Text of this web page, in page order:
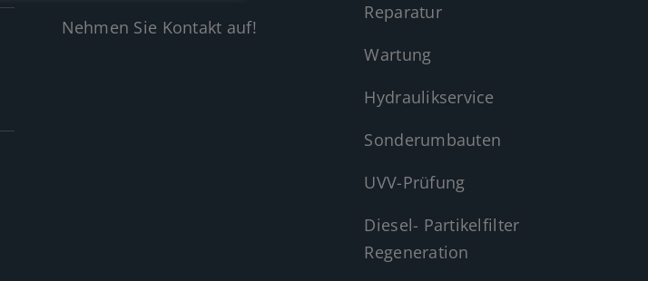
Nehmen Sie Kontakt auf!
Reparatur
Wartung
Hydraulikservice
Sonderumbauten
UVV-Prüfung
Diesel- Partikelfilter
Regeneration